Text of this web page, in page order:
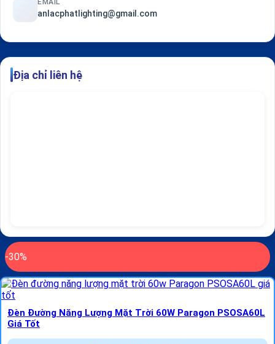
EMAIL
anlacphatlighting@gmail.com
Địa chỉ liên hệ
-30%
Đèn Đường Năng Lượng Mặt Trời 60W Paragon PSOSA60L
Giá Tốt